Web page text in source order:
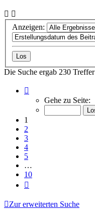
Anzeigen:
Die Suche ergab 230 Treffer
von
Gehe zu Seite:
1
2
3
4
5
…
10
Zur erweiterten Suche